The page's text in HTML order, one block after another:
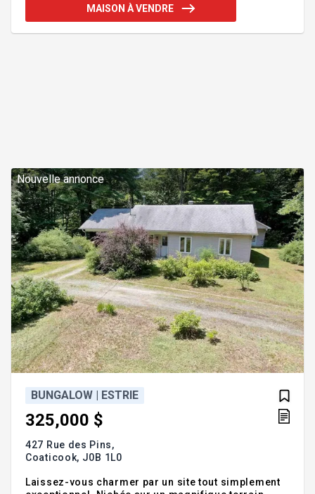
nécessaire pour aménager un jardin, un coin feu ou
MAISON À VENDRE
Nouvelle annonce
BUNGALOW | ESTRIE
325,000 $
427 Rue des Pins,
Coaticook, J0B 1L0
Laissez-vous charmer par un site tout simplement